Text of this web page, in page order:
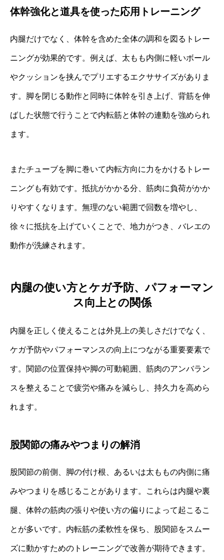
体幹強化と道具を使った応用トレーニング
内腿だけでなく、体幹を含めた全体の調和を図るトレー
ニングが効果的です。例えば、太もも内側に軽いボール
やクッションを挟んでプリエするエクササイズがありま
す。脚を閉じる動作と同時に体幹を引き上げ、背筋を伸
ばした状態で行うことで内転筋と体幹の連動を強められ
ます。
またチューブを脚に巻いて内転方向に力をかけるトレー
ニングも有効です。抵抗がかかる分、筋肉に負荷がかか
りやすくなります。無理のない範囲で回数を増やし、
徐々に抵抗を上げていくことで、地力がつき、バレエの
動作が洗練されます。
内腿の使い方とケガ予防、パフォーマン
ス向上との関係
内腿を正しく使えることは外見上の美しさだけでなく、
ケガ予防やパフォーマンスの向上につながる重要要素で
す。関節の位置保持や脚の可動範囲、筋肉のアンバラン
スを整えることで疲労や痛みを減らし、持久力を高めら
れます。
股関節の痛みやつまりの解消
股関節の前側、脚の付け根、あるいは太ももの内側に痛
みやつまりを感じることがあります。これらは内腿や裏
腿、体幹の筋肉の張りや使い方の偏りによって起こるこ
とが多いです。内転筋の柔軟性を保ち、股関節をスムー
ズに動かすためのトレーニングで改善が期待できます。